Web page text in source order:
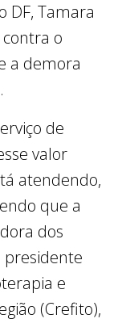
DF, Tamara
o
a demora
de
valor
atendendo,
que a
dos
presidente
e
(Crefito),